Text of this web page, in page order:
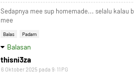
Sedapnya mee sup homemade... selalu kalau
mee
Balas Padam
Balasan
thisni3za
6 Oktober 2025 pada 9:11 PG